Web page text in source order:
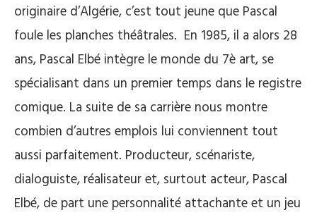
originaire d’Algérie, c’est tout jeune que Pascal
foule les planches théâtrales. En 1985, il a alors 28
ans, Pascal Elbé intègre le monde du 7è art, se
spécialisant dans un premier temps dans le registre
comique. La suite de sa carrière nous montre
combien d’autres emplois lui conviennent tout
aussi parfaitement. Producteur, scénariste,
dialoguiste, réalisateur et, surtout acteur, Pascal
Elbé, de part une personnalité attachante et un jeu